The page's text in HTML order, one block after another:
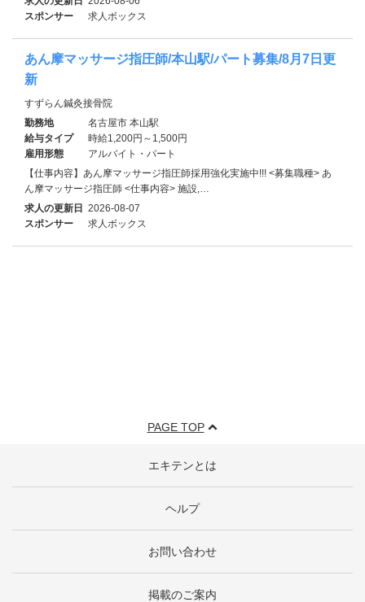
スポンサー
求人ボックス
あん摩マッサージ指圧師/本山駅/パート募集/8月7日更
新
すずらん鍼灸接骨院
勤務地
名古屋市 本山駅
給与タイプ
時給1,200円～1,500円
雇用形態
アルバイト・パート
【仕事内容】あん摩マッサージ指圧師採用強化実施中!!! <募集職種> あ
ん摩マッサージ指圧師 <仕事内容> 施設,…
求人の更新日 2026-08-07
スポンサー
求人ボックス
PAGE TOP
エキテンとは
ヘルプ
お問い合わせ
掲載のご案内